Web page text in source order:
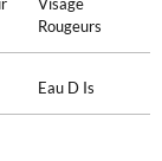
Rougeurs
Eau D Is